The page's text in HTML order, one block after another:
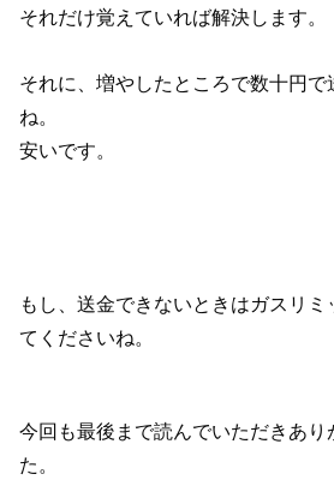
それだけ覚えていれば解決します。
それに、増やしたところで数十円で
ね。
安いです。
もし、送金できないときはガスリ
てくださいね。
今回も最後まで読んでいただきあり
た。